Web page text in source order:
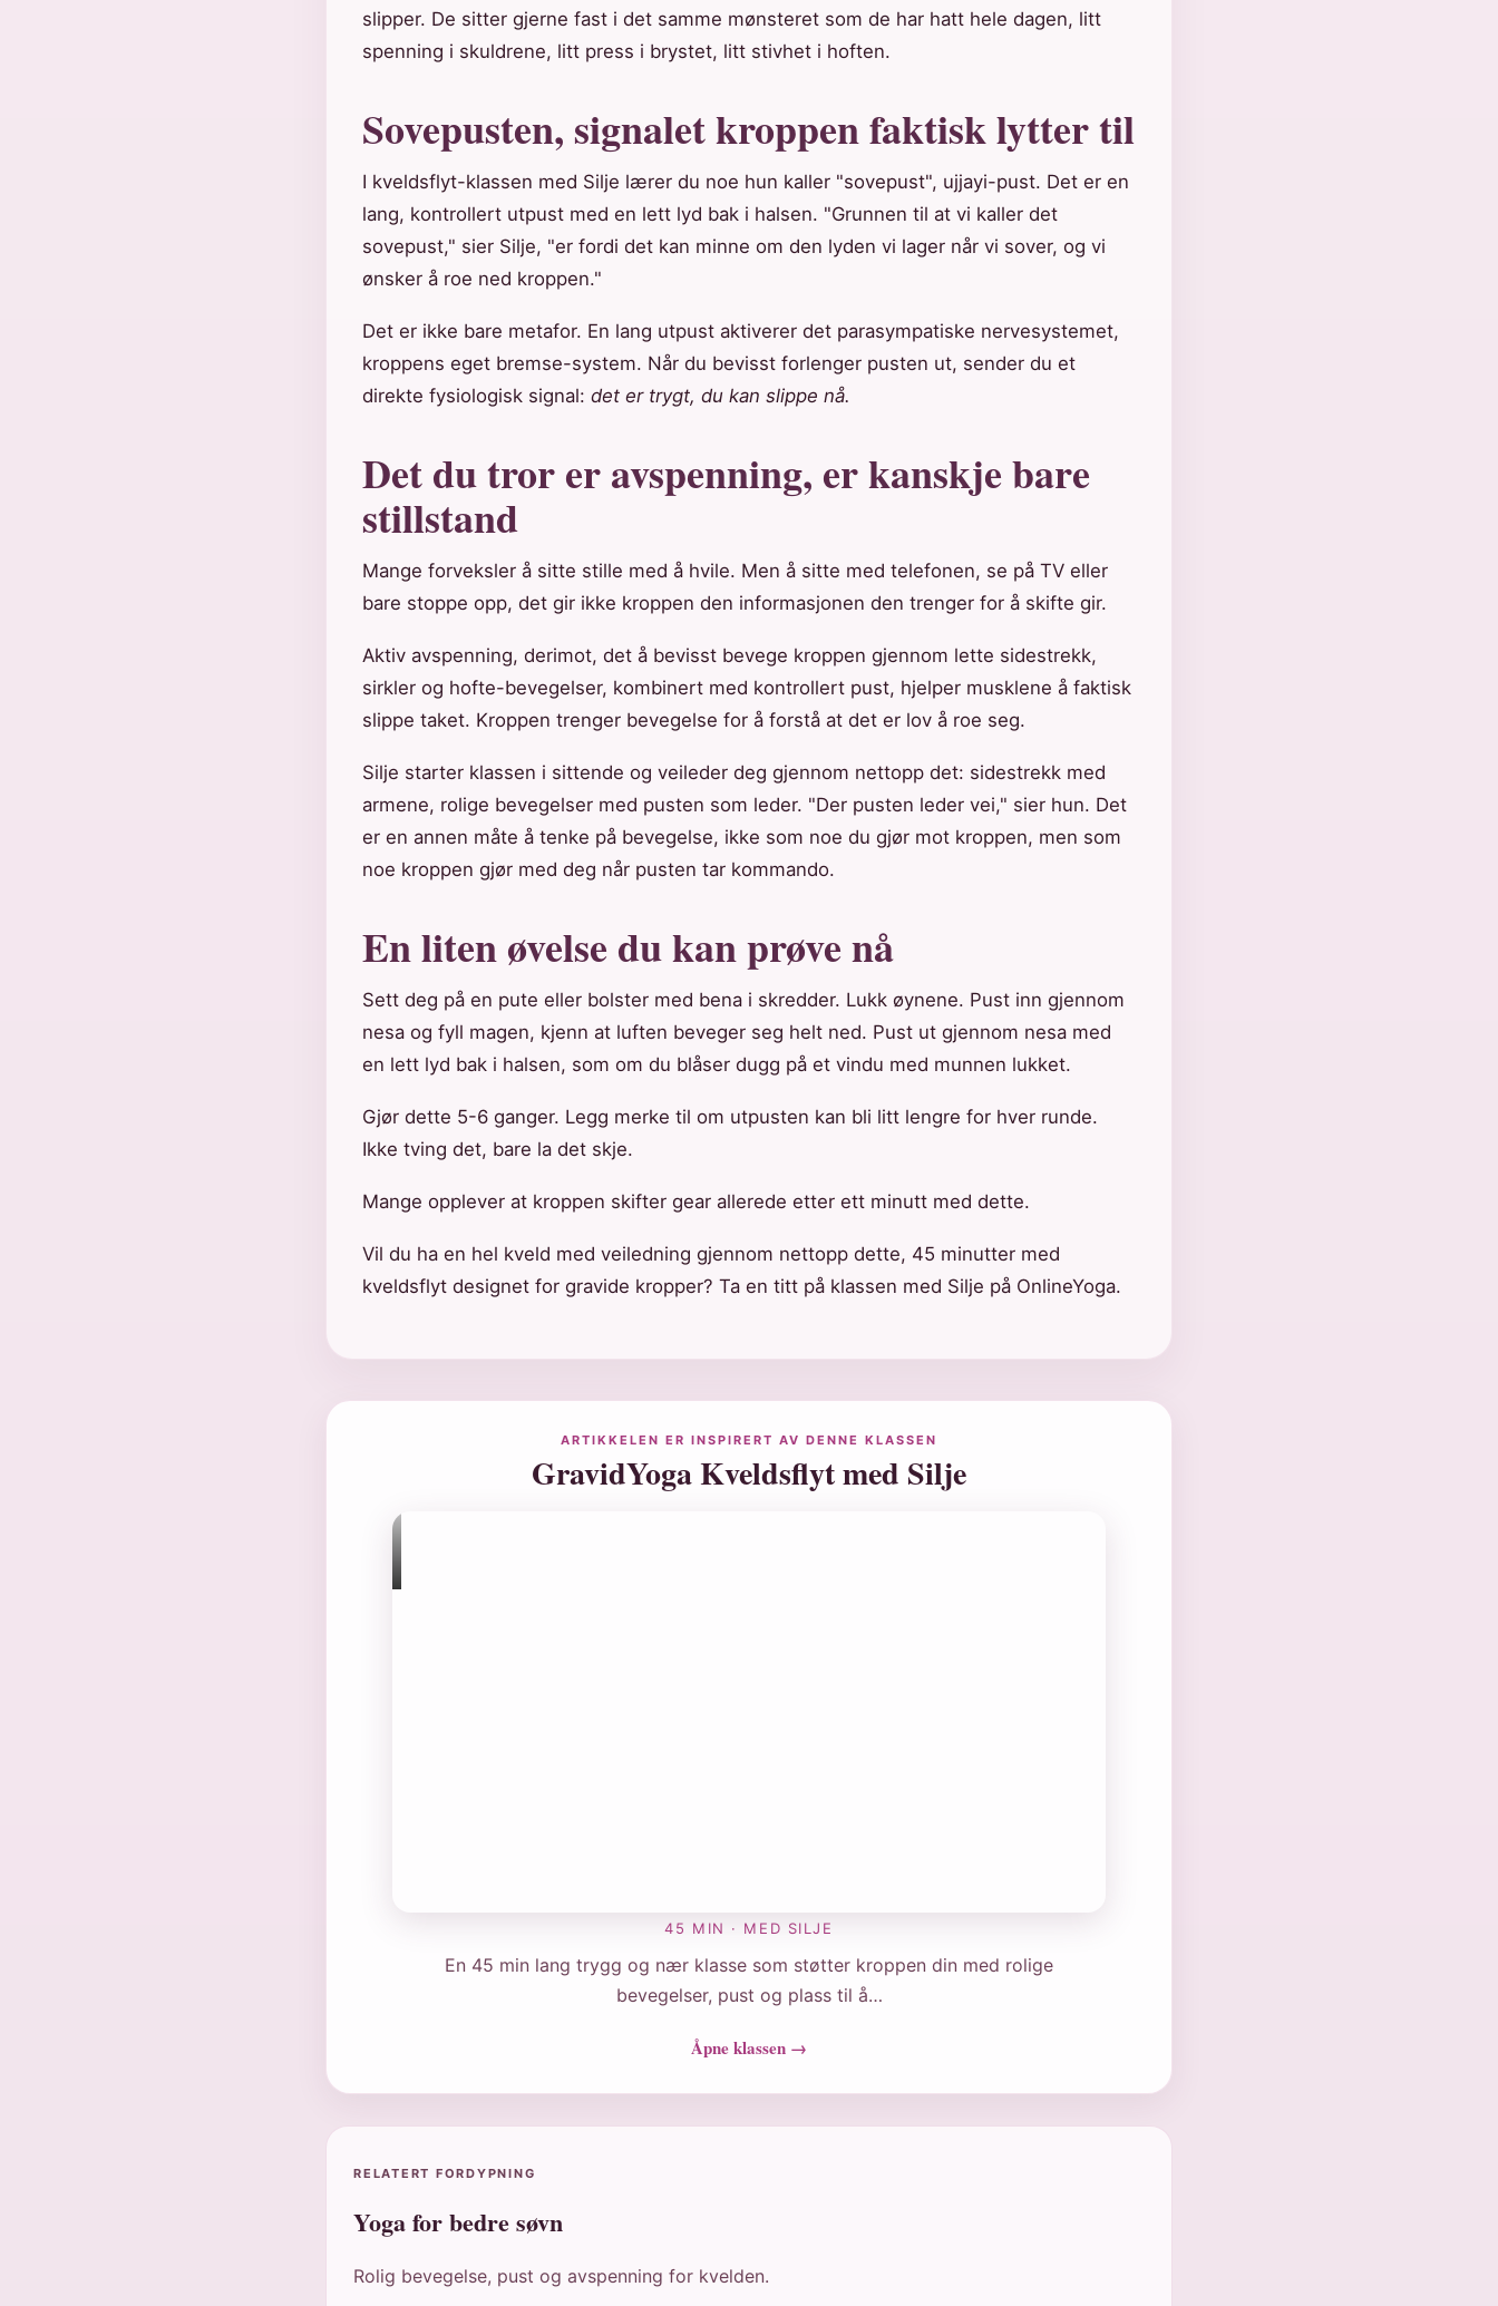
slipper. De sitter gjerne fast i det samme mønsteret som de har hatt hele dagen, litt
spenning i skuldrene, litt press i brystet, litt stivhet i hoften.
Sovepusten, signalet kroppen faktisk lytter til
I kveldsflyt-klassen med Silje lærer du noe hun kaller "sovepust", ujjayi-pust. Det er en
lang, kontrollert utpust med en lett lyd bak i halsen. "Grunnen til at vi kaller det
sovepust," sier Silje, "er fordi det kan minne om den lyden vi lager når vi sover, og vi
ønsker å roe ned kroppen."
Det er ikke bare metafor. En lang utpust aktiverer det parasympatiske nervesystemet,
kroppens eget bremse-system. Når du bevisst forlenger pusten ut, sender du et
direkte fysiologisk signal: det er trygt, du kan slippe nå.
Det du tror er avspenning, er kanskje bare
stillstand
Mange forveksler å sitte stille med å hvile. Men å sitte med telefonen, se på TV eller
bare stoppe opp, det gir ikke kroppen den informasjonen den trenger for å skifte gir.
Aktiv avspenning, derimot, det å bevisst bevege kroppen gjennom lette sidestrekk,
sirkler og hofte-bevegelser, kombinert med kontrollert pust, hjelper musklene å faktisk
slippe taket. Kroppen trenger bevegelse for å forstå at det er lov å roe seg.
Silje starter klassen i sittende og veileder deg gjennom nettopp det: sidestrekk med
armene, rolige bevegelser med pusten som leder. "Der pusten leder vei," sier hun. Det
er en annen måte å tenke på bevegelse, ikke som noe du gjør mot kroppen, men som
noe kroppen gjør med deg når pusten tar kommando.
En liten øvelse du kan prøve nå
Sett deg på en pute eller bolster med bena i skredder. Lukk øynene. Pust inn gjennom
nesa og fyll magen, kjenn at luften beveger seg helt ned. Pust ut gjennom nesa med
en lett lyd bak i halsen, som om du blåser dugg på et vindu med munnen lukket.
Gjør dette 5-6 ganger. Legg merke til om utpusten kan bli litt lengre for hver runde.
Ikke tving det, bare la det skje.
Mange opplever at kroppen skifter gear allerede etter ett minutt med dette.
Vil du ha en hel kveld med veiledning gjennom nettopp dette, 45 minutter med
kveldsflyt designet for gravide kropper? Ta en titt på klassen med Silje på OnlineYoga.
ARTIKKELEN ER INSPIRERT AV DENNE KLASSEN
GravidYoga Kveldsflyt med Silje
45 MIN · MED SILJE
En 45 min lang trygg og nær klasse som støtter kroppen din med rolige
bevegelser, pust og plass til å…
Åpne klassen →
RELATERT FORDYPNING
Yoga for bedre søvn
Rolig bevegelse, pust og avspenning for kvelden.